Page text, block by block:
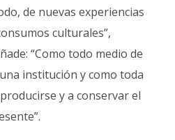
de nuevas experiencias
culturales”,
“Como todo medio de
institución y como toda
y a conservar el